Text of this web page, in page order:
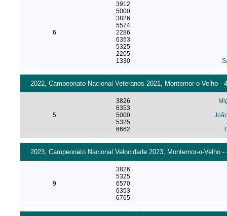
6
3912
5000
3826
5574
2286
6353
5325
2205
1330
2022, Campeonato Nacional Veteranos 2021, Montemor-o-Velho -
5
3826
6353
5000
5325
6662
2023, Campeonato Nacional Velocidade 2023, Montemor-o-Velho
9
3826
5325
6570
6353
6765